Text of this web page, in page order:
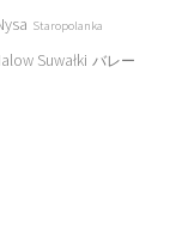
Staropolanka
Suwałki バレー